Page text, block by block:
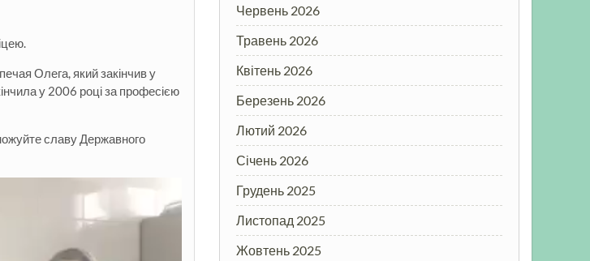
Олега, який закінчив у
у 2006 році за професією
славу Державного
Червень 2026
Травень 2026
Квітень 2026
Березень 2026
Лютий 2026
Січень 2026
Грудень 2025
Листопад 2025
Жовтень 2025